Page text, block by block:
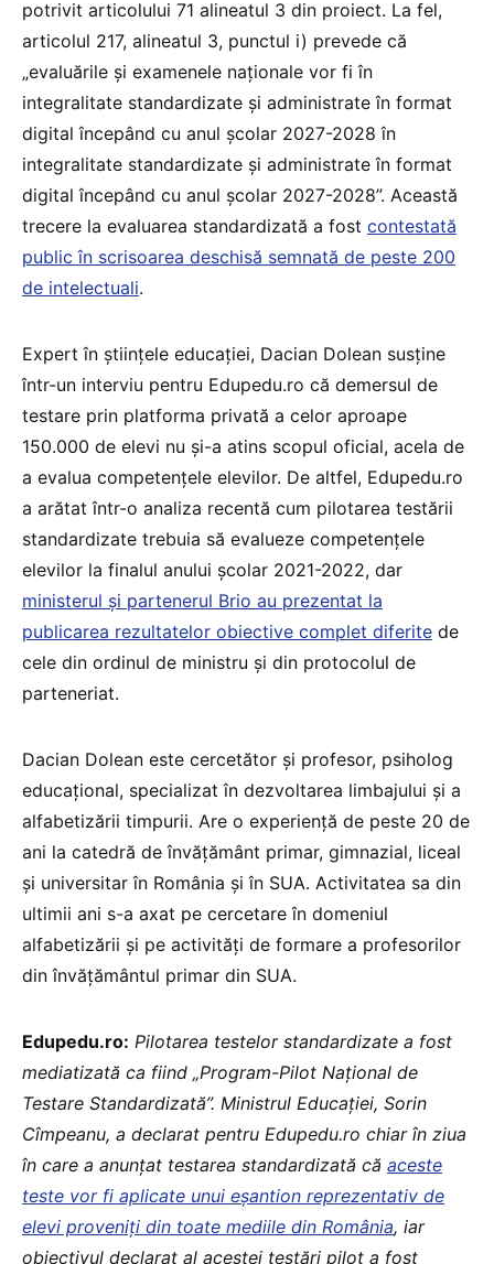
potrivit articolului 71 alineatul 3 din proiect. La fel,
articolul 217, alineatul 3, punctul i) prevede că
„evaluările și examenele naționale vor fi în
integralitate standardizate și administrate în format
digital începând cu anul școlar 2027-2028 în
integralitate standardizate și administrate în format
digital începând cu anul școlar 2027-2028”. Această
trecere la evaluarea standardizată a fost contestată
public în scrisoarea deschisă semnată de peste 200
de intelectuali.
Expert în științele educației, Dacian Dolean susține
într-un interviu pentru Edupedu.ro că demersul de
testare prin platforma privată a celor aproape
150.000 de elevi nu și-a atins scopul oficial, acela de
a evalua competențele elevilor. De altfel, Edupedu.ro
a arătat într-o analiza recentă cum pilotarea testării
standardizate trebuia să evalueze competențele
elevilor la finalul anului școlar 2021-2022, dar
ministerul și partenerul Brio au prezentat la
publicarea rezultatelor obiective complet diferite de
cele din ordinul de ministru și din protocolul de
parteneriat.
Dacian Dolean este cercetător și profesor, psiholog
educațional, specializat în dezvoltarea limbajului și a
alfabetizării timpurii. Are o experiență de peste 20 de
ani la catedră de învățământ primar, gimnazial, liceal
și universitar în România și în SUA. Activitatea sa din
ultimii ani s-a axat pe cercetare în domeniul
alfabetizării și pe activități de formare a profesorilor
din învățământul primar din SUA.
Edupedu.ro: Pilotarea testelor standardizate a fost
mediatizată ca fiind „Program-Pilot Național de
Testare Standardizată”. Ministrul Educației, Sorin
Cîmpeanu, a declarat pentru Edupedu.ro chiar în ziua
în care a anunțat testarea standardizată că aceste
teste vor fi aplicate unui eșantion reprezentativ de
elevi proveniți din toate mediile din România, iar
obiectivul declarat al acestei testări pilot a fost